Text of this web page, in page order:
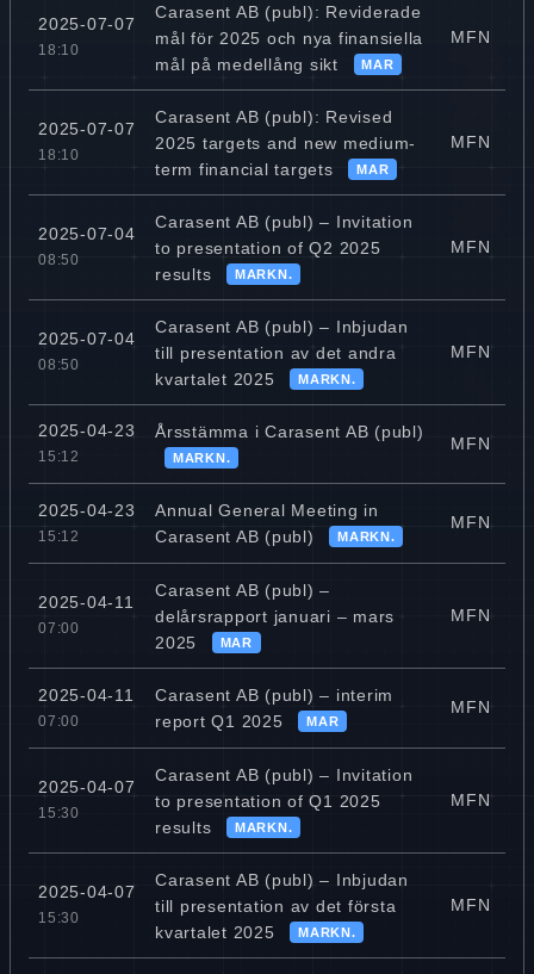
2025-07-07
18:10
Carasent AB (publ): Reviderade
mål för 2025 och nya finansiella
mål på medellång sikt
MAR
MFN
2025-07-07
18:10
Carasent AB (publ): Revised
2025 targets and new medium-
term financial targets
MAR
MFN
2025-07-04
08:50
Carasent AB (publ) – Invitation
to presentation of Q2 2025
results
MARKN.
MFN
2025-07-04
08:50
Carasent AB (publ) – Inbjudan
till presentation av det andra
kvartalet 2025
MARKN.
MFN
2025-04-23
15:12
Årsstämma i Carasent AB (publ)
MARKN.
MFN
2025-04-23
15:12
Annual General Meeting in
Carasent AB (publ)
MARKN.
MFN
2025-04-11
07:00
Carasent AB (publ) –
delårsrapport januari – mars
2025
MAR
MFN
2025-04-11
07:00
Carasent AB (publ) – interim
report Q1 2025
MAR
MFN
2025-04-07
15:30
Carasent AB (publ) – Invitation
to presentation of Q1 2025
results
MARKN.
MFN
2025-04-07
15:30
Carasent AB (publ) – Inbjudan
till presentation av det första
kvartalet 2025
MARKN.
MFN